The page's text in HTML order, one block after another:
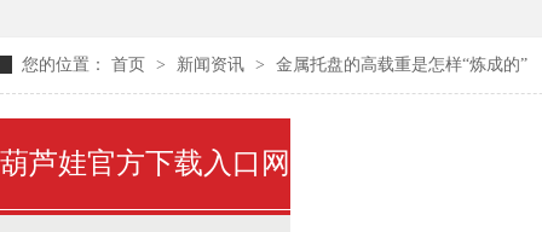
您的位置： 首页 > 新闻资讯 > 金属托盘的高载重是怎样“炼成的”
葫芦娃官方下载入口网